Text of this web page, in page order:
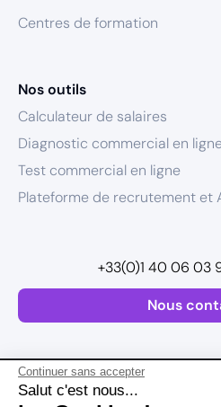
Continuer sans accepter
Salut c'est nous...
Centres de formation
Nos outils
Calculateur de salaires
Diagnostic commercial en
Test commercial en ligne
Plateforme de recrutement et
Nous
+33(0)1 40 06 03